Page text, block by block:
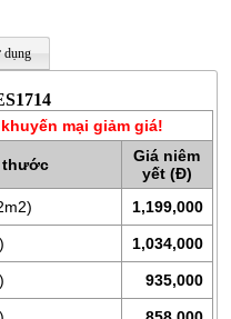
dụng
mại giảm giá!
thước
Giá niêm
yết (Đ)
1,199,000
1,034,000
935,000